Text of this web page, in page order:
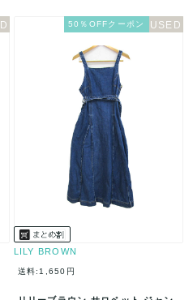
50％OFFクーポン
LILY BROWN
送料:1,650円